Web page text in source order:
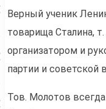
Верный ученик
товарища Сталина,
организатором и
партии и советской
Тов. Молотов